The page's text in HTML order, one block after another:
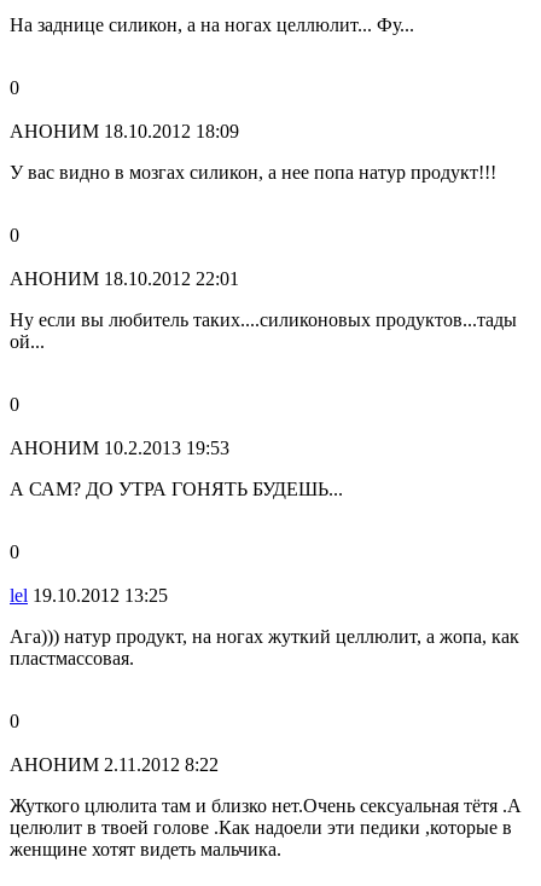
На заднице силикон, а на ногах целлюлит... Фу...
0
АНОНИМ 18.10.2012 18:09
У вас видно в мозгах силикон, а нее попа натур продукт!!!
0
АНОНИМ 18.10.2012 22:01
Ну если вы любитель таких....силиконовых продуктов...тады
ой...
0
АНОНИМ 10.2.2013 19:53
А САМ? ДО УТРА ГОНЯТЬ БУДЕШЬ...
0
lel 19.10.2012 13:25
Ага))) натур продукт, на ногах жуткий целлюлит, а жопа, как
пластмассовая.
0
АНОНИМ 2.11.2012 8:22
Жуткого цлюлита там и близко нет.Очень сексуальная тётя .А
целюлит в твоей голове .Как надоели эти педики ,которые в
женщине хотят видеть мальчика.